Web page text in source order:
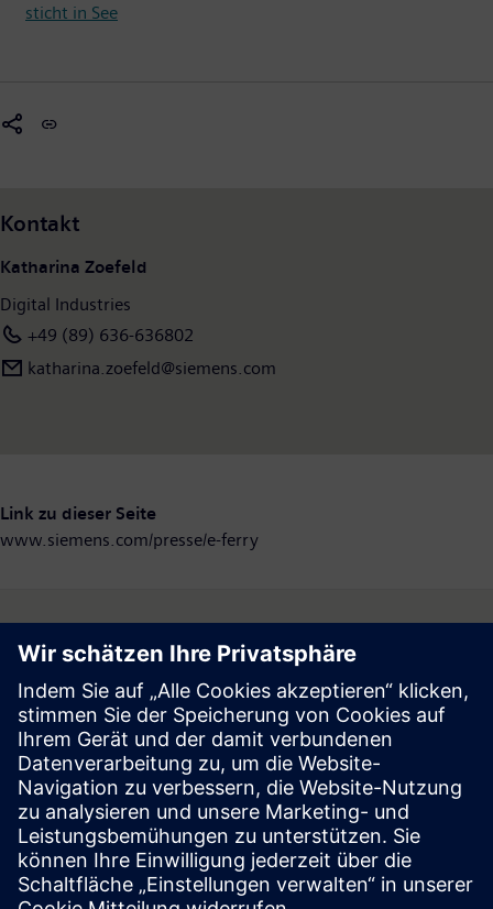
sticht in See
Kontakt
Katharina Zoefeld
Digital Industries
+49 (89) 636-636802
katharina.zoefeld@siemens.com
Link zu dieser Seite
www.siemens.com/presse/e-ferry
Follow
Press | Company | Siemens
© Siemens 1996 – 2026
Corporate Information